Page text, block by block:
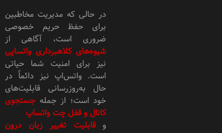
در حالی که مدیریت مخاطبین
برای حفظ حریم خصوصی
ضروری است، آگاهی از
شیوه‌های کلاهبرداری واتساپی
نیز برای امنیت شما حیاتی
است. واتس‌اپ نیز دائماً در
حال به‌روزرسانی قابلیت‌های
خود است؛ از جمله جستجوی
کانال و قفل چت‌ واتساپ
وقابلیت تغییر زبان درون